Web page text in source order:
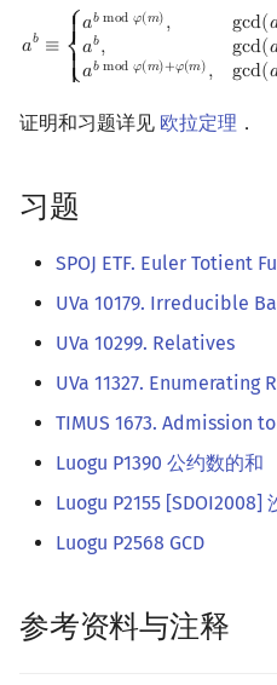
𝑎𝑏 ≡
⎧
{
{
⎨
{
{
⎩
𝑎𝑏 mod 𝜑(𝑚), gcd(
𝑎𝑏, gcd(
𝑎𝑏 mod 𝜑(𝑚)+𝜑(𝑚), gcd(
bmodφ(m), m)=1a
证明和习题详见 欧拉定理 ．
习题
SPOJ ETF. Euler Totient
UVa 10179. Irreducible
UVa 10299. Relatives
UVa 11327. Enumerating
TIMUS 1673. Admission
Luogu P1390 公约数的和
Luogu P2155 [SDOI2008]
Luogu P2568 GCD
参考资料与注释